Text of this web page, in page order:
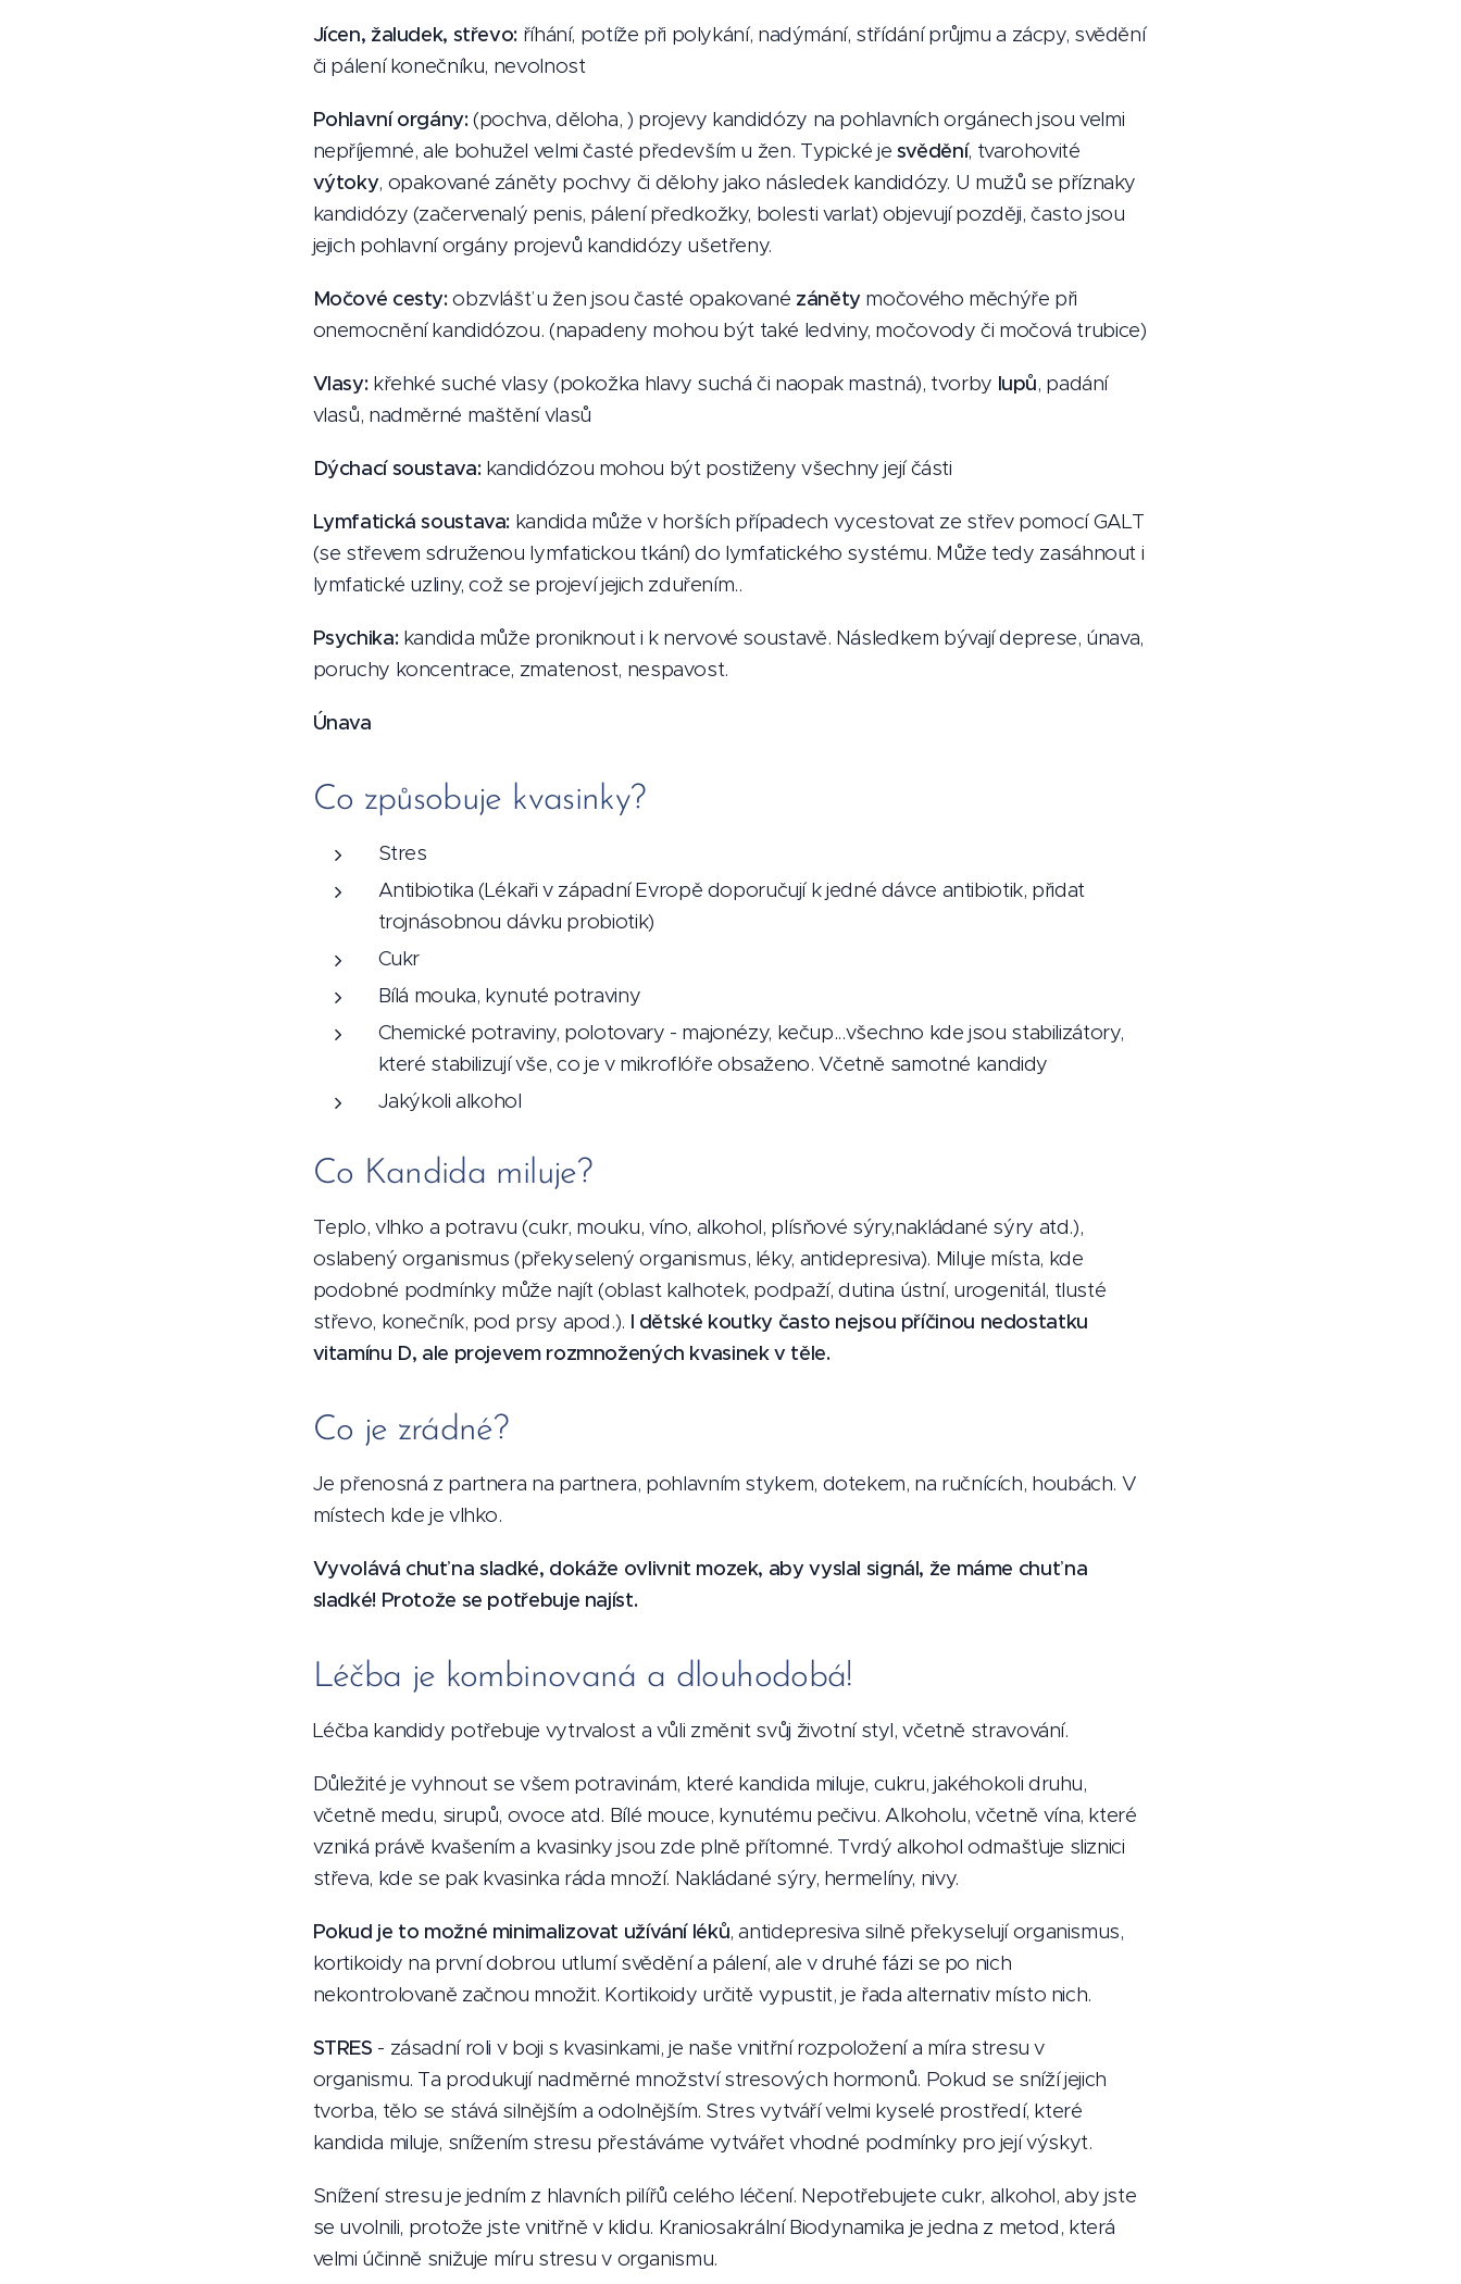
Jícen, žaludek, střevo: říhání, potíže při polykání, nadýmání, střídání průjmu a zácpy, svědění
či pálení konečníku, nevolnost
Pohlavní orgány:(pochva, děloha, ) projevy kandidózy na pohlavních orgánech jsou velmi
nepříjemné, ale bohužel velmi časté především u žen. Typické je svědění, tvarohovité
výtoky, opakované záněty pochvy či dělohy jako následek kandidózy. U mužů se příznaky
kandidózy (začervenalý penis, pálení předkožky, bolesti varlat) objevují později, často jsou
jejich pohlavní orgány projevů kandidózy ušetřeny.
Močové cesty:obzvlášť u žen jsou časté opakované zánětymočového měchýře při
onemocnění kandidózou. (napadeny mohou být také ledviny, močovody či močová trubice)
Vlasy:křehké suché vlasy (pokožka hlavy suchá či naopak mastná), tvorby lupů, padání
vlasů, nadměrné maštění vlasů
Dýchací soustava:kandidózou mohou být postiženy všechny její části
Lymfatická soustava: kandida může v horších případech vycestovat ze střev pomocí GALT
(se střevem sdruženou lymfatickou tkání) do lymfatického systému. Může tedy zasáhnout i
lymfatické uzliny, což se projeví jejich zduřením..
Psychika:kandida může proniknout i k nervové soustavě. Následkem bývají deprese, únava,
poruchy koncentrace, zmatenost, nespavost.
Únava
Co způsobuje kvasinky?
Stres
Antibiotika (Lékaři v západní Evropě doporučují k jedné dávce antibiotik, přidat
trojnásobnou dávku probiotik)
Cukr
Bílá mouka, kynuté potraviny
Chemické potraviny, polotovary - majonézy, kečup...všechno kde jsou stabilizátory,
které stabilizují vše, co je v mikroflóře obsaženo. Včetně samotné kandidy
Jakýkoli alkohol
Co Kandida miluje?
Teplo, vlhko a potravu (cukr, mouku, víno, alkohol, plísňové sýry,nakládané sýry atd.),
oslabený organismus (překyselený organismus, léky, antidepresiva). Miluje místa, kde
podobné podmínky může najít (oblast kalhotek, podpaží, dutina ústní, urogenitál, tlusté
střevo, konečník, pod prsy apod.). I dětské koutky často nejsou příčinou nedostatku
vitamínu D, ale projevem rozmnožených kvasinek v těle.
Co je zrádné?
Je přenosná z partnera na partnera, pohlavním stykem, dotekem, na ručnících, houbách. V
místech kde je vlhko.
Vyvolává chuť na sladké, dokáže ovlivnit mozek, aby vyslal signál, že máme chuť na
sladké! Protože se potřebuje najíst.
Léčba je kombinovaná a dlouhodobá!
Léčba kandidy potřebuje vytrvalost a vůli změnit svůj životní styl, včetně stravování.
Důležité je vyhnout se všem potravinám, které kandida miluje, cukru, jakéhokoli druhu,
včetně medu, sirupů, ovoce atd. Bílé mouce, kynutému pečivu. Alkoholu, včetně vína, které
vzniká právě kvašením a kvasinky jsou zde plně přítomné. Tvrdý alkohol odmašťuje sliznici
střeva, kde se pak kvasinka ráda množí. Nakládané sýry, hermelíny, nivy.
Pokud je to možné minimalizovat užívání léků, antidepresiva silně překyselují organismus,
kortikoidy na první dobrou utlumí svědění a pálení, ale v druhé fázi se po nich
nekontrolovaně začnou množit. Kortikoidy určitě vypustit, je řada alternativ místo nich.
STRES - zásadní roli v boji s kvasinkami, je naše vnitřní rozpoložení a míra stresu v
organismu. Ta produkují nadměrné množství stresových hormonů. Pokud se sníží jejich
tvorba, tělo se stává silnějším a odolnějším. Stres vytváří velmi kyselé prostředí, které
kandida miluje, snížením stresu přestáváme vytvářet vhodné podmínky pro její výskyt.
Snížení stresu je jedním z hlavních pilířů celého léčení. Nepotřebujete cukr, alkohol, aby jste
se uvolnili, protože jste vnitřně v klidu. Kraniosakrální Biodynamika je jedna z metod, která
velmi účinně snižuje míru stresu v organismu.